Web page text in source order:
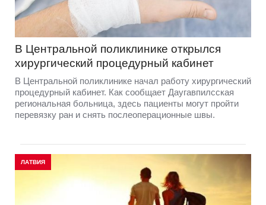
В Центральной поликлинике открылся
хирургический процедурный кабинет
В Центральной поликлинике начал работу хирургический
процедурный кабинет. Как сообщает Даугавпилсская
региональная больница, здесь пациенты могут пройти
перевязку ран и снять послеоперационные швы.
ЛАТВИЯ